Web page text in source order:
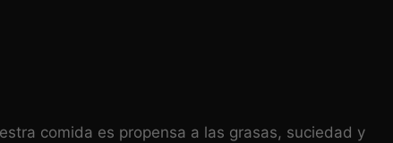
comida es propensa a las grasas, suciedad y